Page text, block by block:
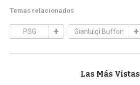
Temas relacionados
PSG Gianluigi Buffon
Las Más Vistas